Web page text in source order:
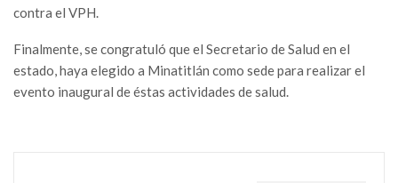
contra el VPH.
Finalmente, se congratuló que el Secretario de Salud en el
estado, haya elegido a Minatitlán como sede para realizar el
evento inaugural de éstas actividades de salud.